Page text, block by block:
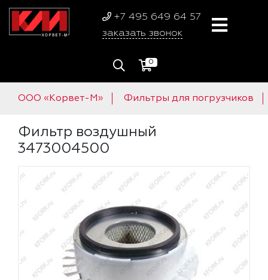
+7 495 649 64 57
заказать звонок
0
ООО «Корвет-М» Фильтры для погрузчиков
Фильтр воздушный
3473004500